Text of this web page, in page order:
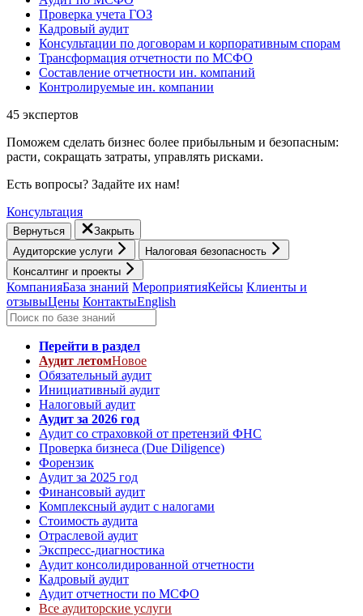
Проверка учета ГОЗ
Кадровый аудит
Консультации по договорам и корпоративным спорам
Трансформация отчетности по МСФО
Составление отчетности ин. компаний
Контролируемые ин. компании
45 экспертов
Поможем сделать бизнес более прибыльным и безопасным:
расти, cокращать затраты, управлять рисками.
Есть вопросы? Задайте их нам!
Консультация
Вернуться
Закрыть
Аудиторские услуги
Налоговая безопасность
Консалтинг и проекты
КомпанияБаза знаний МероприятияКейсы Клиенты и
отзывыЦены КонтактыEnglish
Перейти в раздел
Аудит летомНовое
Обязательный аудит
Инициативный аудит
Налоговый аудит
Аудит за 2026 год
Аудит со страховкой от претензий ФНС
Проверка бизнеса (Due Diligence)
Форензик
Аудит за 2025 год
Финансовый аудит
Комплексный аудит с налогами
Стоимость аудита
Отраслевой аудит
Экспресс-диагностика
Аудит консолидированной отчетности
Кадровый аудит
Аудит отчетности по МСФО
Все аудиторские услуги